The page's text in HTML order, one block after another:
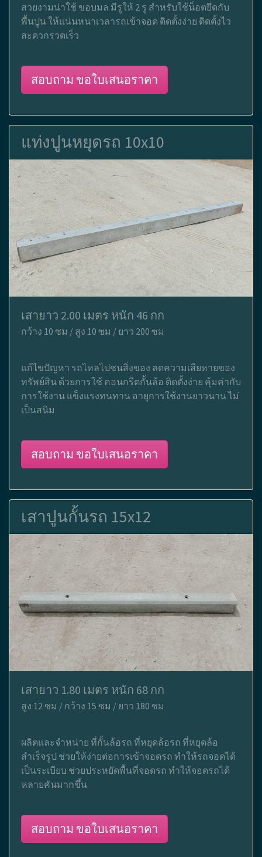
สวยงามน่าใช้ ขอบมล มีรูให้ 2 รู สำหรับใช้น็อตยึดกับ
พื้นปูน ให้แน่นหนาเวลารถเข้าจอด ติดตั้งง่าย ติดตั้งไว
สะดวกรวดเร็ว
สอบถาม ขอใบเสนอราคา
แท่งปูนหยุดรถ 10x10
เสายาว 2.00 เมตร หนัก 46 กก
กว้าง 10 ซม / สูง 10 ซม / ยาว 200 ซม
แก้ไขปัญหา รถไหลไปชนสิ่งของ ลดความเสียหายของ
ทรัพย์สิน ด้วยการใช้ คอนกรีตกั้นล้อ ติดตั้งง่าย คุ้มค่ากับ
การใช้งาน แข็งแรงทนทาน อายุการใช้งานยาวนาน ไม่
เป็นสนิม
สอบถาม ขอใบเสนอราคา
เสาปูนกั้นรถ 15x12
เสายาว 1.80 เมตร หนัก 68 กก
สูง 12 ซม / กว้าง 15 ซม / ยาว 180 ซม
ผลิตและจำหน่าย ที่กั้นล้อรถ ที่หยุดล้อรถ ที่หยุดล้อ
สำเร็จรูป ช่วยให้ง่ายต่อการเข้าจอดรถ ทำให้รถจอดได้
เป็นระเบียบ ช่วยประหยัดพื้นที่จอดรถ ทำให้จอดรถได้
หลายคันมากขึ้น
สอบถาม ขอใบเสนอราคา